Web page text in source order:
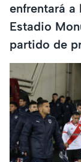
enfrentará a
Estadio
partido de